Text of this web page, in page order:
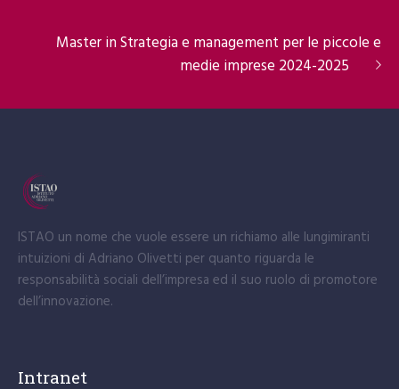
Master in Strategia e management per le piccole e
medie imprese 2024-2025
ISTAO un nome che vuole essere un richiamo alle lungimiranti
intuizioni di Adriano Olivetti per quanto riguarda le
responsabilità sociali dell’impresa ed il suo ruolo di promotore
dell’innovazione.
Intranet